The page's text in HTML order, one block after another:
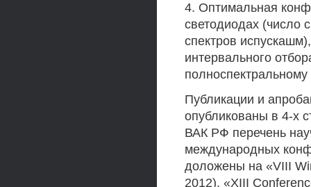
4. Оптимальная
светодиодах (число
спектров
интервального
Публикации и
опубликованы в 4-х
ВАК РФ перечень
международных
доложены на «VIII
2012), «XIII